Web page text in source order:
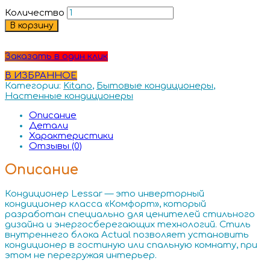
Количество
В корзину
Заказать в один клик
В ИЗБРАННОЕ
Категории: Kitano, Бытовые кондиционеры,
Настенные кондиционеры
Описание
Детали
Характеристики
Отзывы (0)
Описание
Кондиционер Lessar — это инверторный
кондиционер класса «Комфорт», который
разработан специально для ценителей стильного
дизайна и энергосберегающих технологий. Стиль
внутреннего блока Actual позволяет установить
кондиционер в гостиную или спальную комнату, при
этом не перегружая интерьер.